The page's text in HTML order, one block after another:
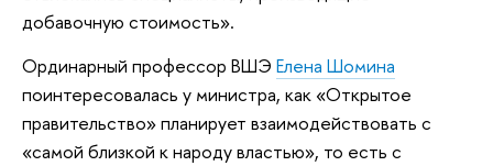
добавочную стоимость».
Ординарный профессор ВШЭ Елена Шомина
поинтересовалась у министра, как «Открытое
правительство» планирует взаимодействовать с
«самой близкой к народу властью», то есть с